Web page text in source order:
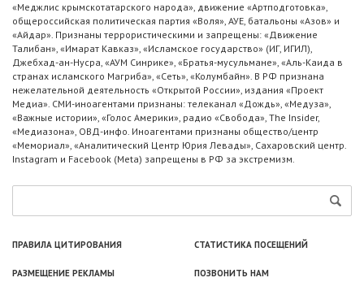
«Меджлис крымскотатарского народа», движение «Артподготовка»,
общероссийская политическая партия «Воля», АУЕ, батальоны «Азов» и
«Айдар». Признаны террористическими и запрещены: «Движение
Талибан», «Имарат Кавказ», «Исламское государство» (ИГ, ИГИЛ),
Джебхад-ан-Нусра, «АУМ Синрике», «Братья-мусульмане», «Аль-Каида в
странах исламского Магриба», «Сеть», «Колумбайн». В РФ признана
нежелательной деятельность «Открытой России», издания «Проект
Медиа». СМИ-иноагентами признаны: телеканал «Дождь», «Медуза»,
«Важные истории», «Голос Америки», радио «Свобода», The Insider,
«Медиазона», ОВД-инфо. Иноагентами признаны общество/центр
«Мемориал», «Аналитический Центр Юрия Левады», Сахаровский центр.
Instagram и Facebook (Metа) запрещены в РФ за экстремизм.
ПРАВИЛА ЦИТИРОВАНИЯ СТАТИСТИКА ПОСЕЩЕНИЙ
РАЗМЕЩЕНИЕ РЕКЛАМЫ ПОЗВОНИТЬ НАМ